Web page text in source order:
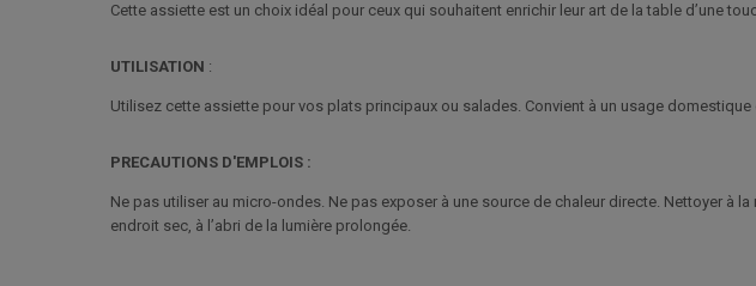
Cette assiette est un choix idéal pour ceux qui souhaitent enrichir leur art de la table d’une
UTILISATION :
Utilisez cette assiette pour vos plats principaux ou salades. Convient à un usage
PRECAUTIONS D'EMPLOIS :
Ne pas utiliser au micro-ondes. Ne pas exposer à une source de chaleur directe. Nettoyer à
endroit sec, à l’abri de la lumière prolongée.